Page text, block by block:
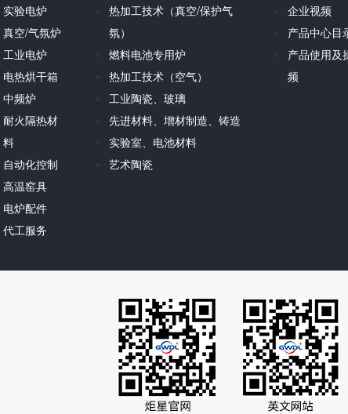
实验电炉
真空/气氛炉
工业电炉
电热烘干箱
中频炉
耐火隔热材
料
自动化控制
高温窑具
电炉配件
代工服务
热加工技术（真空/保护气
氛）
燃料电池专用炉
热加工技术（空气）
工业陶瓷、玻璃
先进材料、增材制造、铸造
实验室、电池材料
艺术陶瓷
企业视频
产品中心目
产品使用及
频